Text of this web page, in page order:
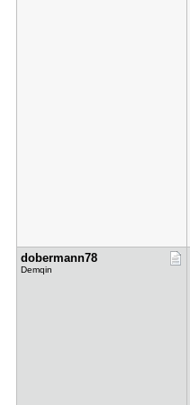
dobermann7​8
Demqin